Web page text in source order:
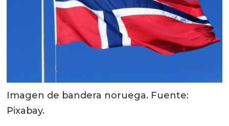
Imagen de bandera noruega. Fuente:
Pixabay.